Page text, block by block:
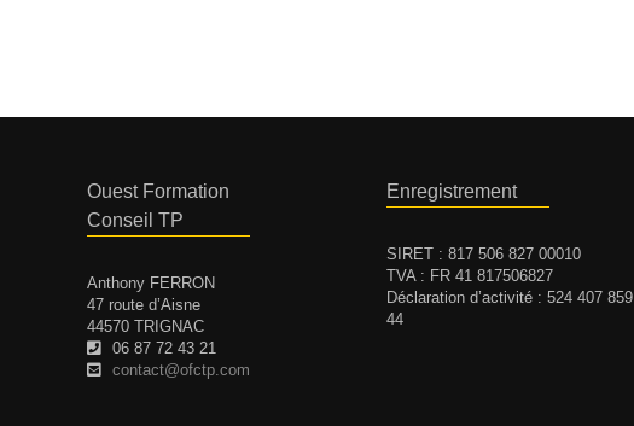
Ouest Formation
Conseil TP
Anthony FERRON
47 route d’Aisne
44570 TRIGNAC
06 87 72 43 21
contact@ofctp.com
Enregistrement
SIRET : 817 506 827 00010
TVA : FR 41 817506827
Déclaration d’activité : 524 407 859
44